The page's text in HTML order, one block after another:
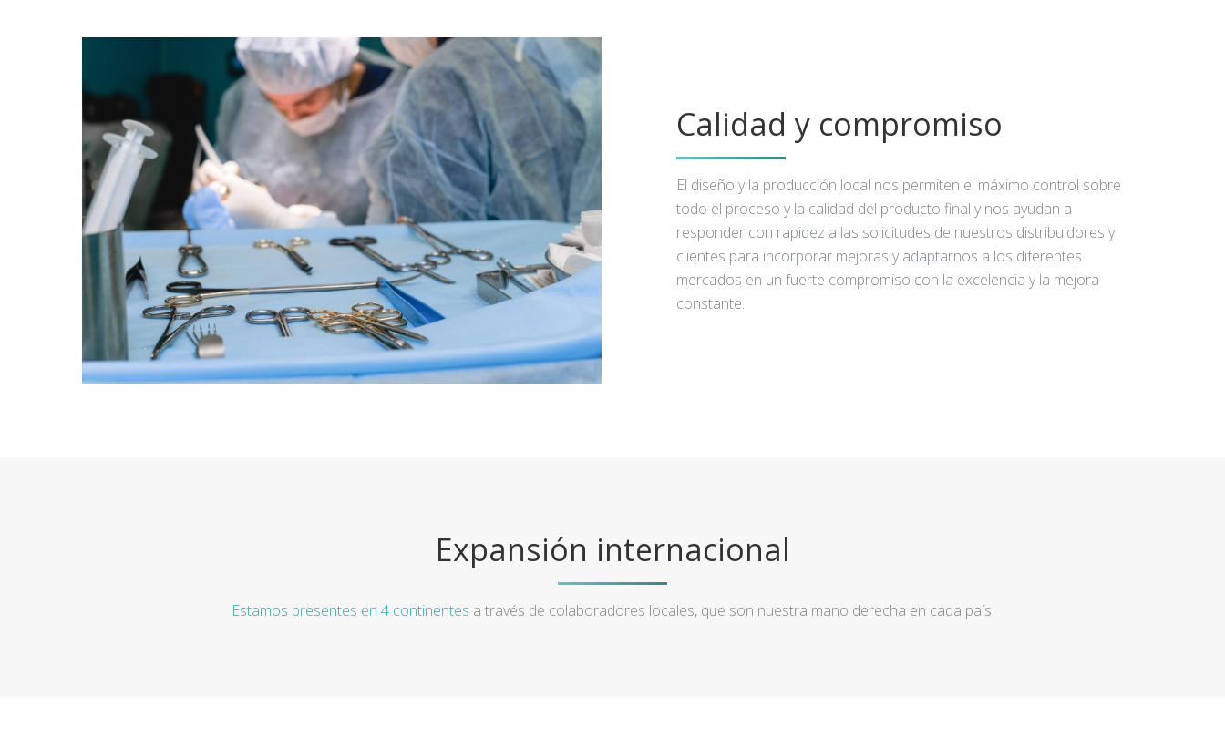
Calidad y compromiso
El diseño y la producción local nos permiten el máximo control sobre
todo el proceso y la calidad del producto final y nos ayudan a
responder con rapidez a las solicitudes de nuestros distribuidores y
clientes para incorporar mejoras y adaptarnos a los diferentes
mercados en un fuerte compromiso con la excelencia y la mejora
constante.
Expansión internacional
Estamos presentes en 4 continentes a través de colaboradores locales, que son nuestra mano derecha en cada país.